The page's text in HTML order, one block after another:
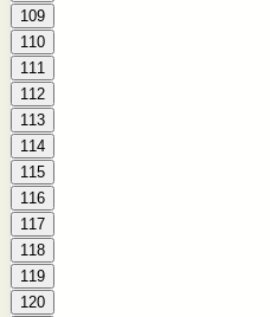
109
110
111
112
113
114
115
116
117
118
119
120